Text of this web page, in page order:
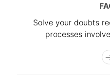
Solve your doubts
processes